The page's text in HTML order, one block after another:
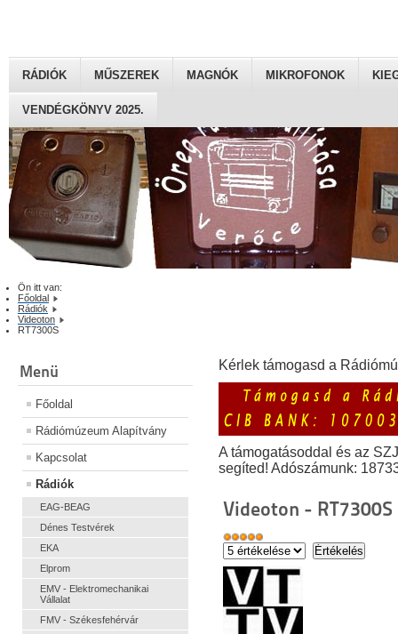
RÁDIÓK MŰSZEREK MAGNÓK MIKROFONOK
VENDÉGKÖNYV 2025.
Ön itt van:
Főoldal
Rádiók
Videoton
RT7300S
Menü
Főoldal
Rádiómúzeum Alapítvány
Kapcsolat
Rádiók
EAG-BEAG
Dénes Testvérek
EKA
Elprom
EMV - Elektromechanikai
Vállalat
FMV - Székesfehérvár
Kérlek támogasd a
A támogatásoddal és az
segíted! Adószámunk:
Videoton - RT7300S